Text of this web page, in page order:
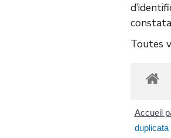
Toutes
Accueil
duplicata